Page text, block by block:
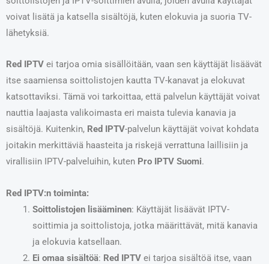
voivat lisätä ja katsella sisältöjä, kuten elokuvia ja suoria TV-
lähetyksiä.
Red IPTV ei tarjoa omia sisällöitään, vaan sen käyttäjät lisäävät
itse saamiensa soittolistojen kautta TV-kanavat ja elokuvat
katsottaviksi. Tämä voi tarkoittaa, että palvelun käyttäjät voivat
nauttia laajasta valikoimasta eri maista tulevia kanavia ja
sisältöjä. Kuitenkin, Red IPTV-palvelun käyttäjät voivat kohdata
joitakin merkittäviä haasteita ja riskejä verrattuna laillisiin ja
virallisiin IPTV-palveluihin, kuten Pro IPTV Suomi.
Red IPTV:n toiminta:
Soittolistojen lisääminen: Käyttäjät lisäävät IPTV-
soittimia ja soittolistoja, jotka määrittävät, mitä kanavia
ja elokuvia katsellaan.
Ei omaa sisältöä: Red IPTVei tarjoa sisältöä itse, vaan